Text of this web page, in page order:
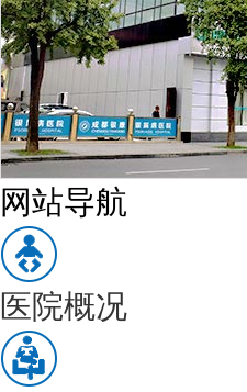
网站导航
医院概况